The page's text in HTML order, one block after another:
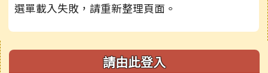
選單載入失敗，請重新整理頁面。
右邊區域內容 請由此登入